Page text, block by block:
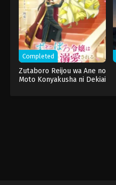
Completed
Zutaboro Reijou wa Ane no
Moto Konyakusha ni Dekiai